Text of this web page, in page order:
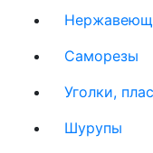
Саморезы
Уголки,
Шурупы